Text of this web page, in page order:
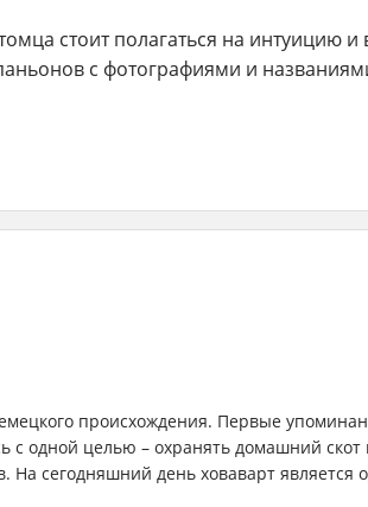
стоит полагаться на интуицию и
с фотографиями и
происхождения. Первые
с одной целью – охранять домашний
сегодняшний день ховаварт является